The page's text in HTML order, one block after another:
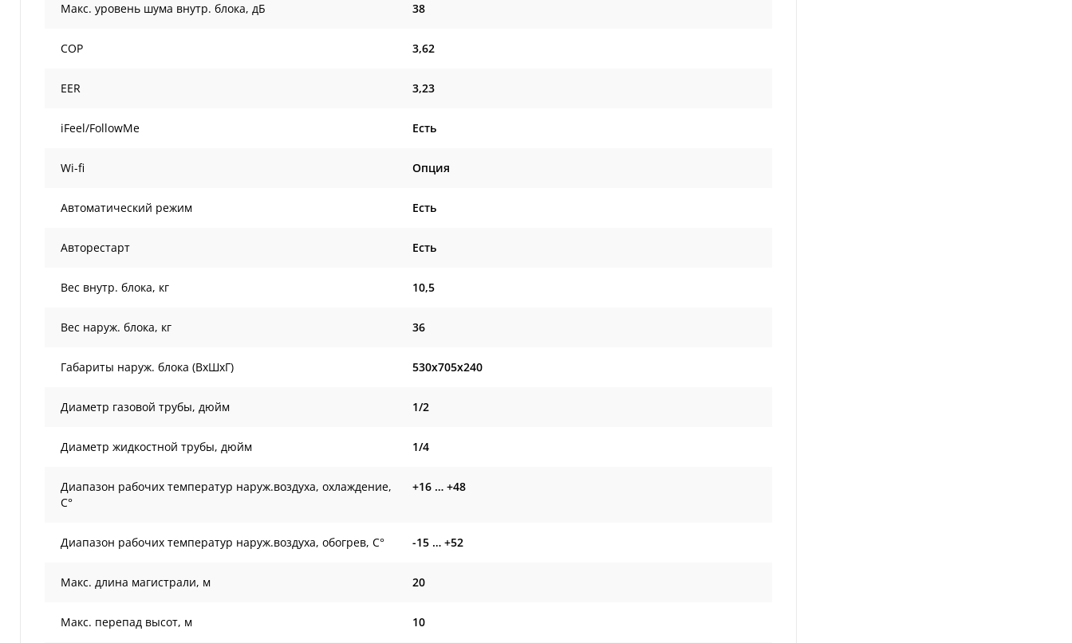
Макс. уровень шума внутр. блока, дБ 38
COP 3,62
EER 3,23
iFeel/FollowMe Есть
Wi-fi Опция
Автоматический режим Есть
Авторестарт Есть
Вес внутр. блока, кг 10,5
Вес наруж. блока, кг 36
Габариты наруж. блока (ВxШxГ) 530x705x240
Диаметр газовой трубы, дюйм 1/2
Диаметр жидкостной трубы, дюйм 1/4
Диапазон рабочих температур наруж.воздуха, охлаждение,
С°
+16 … +48
Диапазон рабочих температур наруж.воздуха, обогрев, С° -15 … +52
Макс. длина магистрали, м 20
Макс. перепад высот, м 10